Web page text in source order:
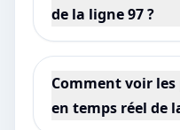
de la ligne 97 ?
Comment voir
en temps réel de